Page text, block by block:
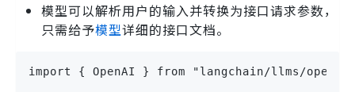
模型可以解析用户的输入并转换为接口请求参数，
只需给予模型详细的接口文档。
import { OpenAI } from "langchain/llms/